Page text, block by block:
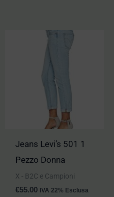
Jeans Levi’s 501 1
Pezzo Donna
X - B2C e Campioni
€55.00 IVA 22% Esclusa